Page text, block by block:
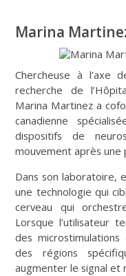
Marina
Chercheuse à l’axe
recherche de
Marina Martinez a
canadienne
dispositifs de
mouvement après une
Dans son laboratoire,
une technologie qui
cerveau qui
Lorsque l’utilisateur
des
des régions
augmenter le signal et